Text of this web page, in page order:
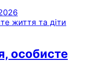
особисте